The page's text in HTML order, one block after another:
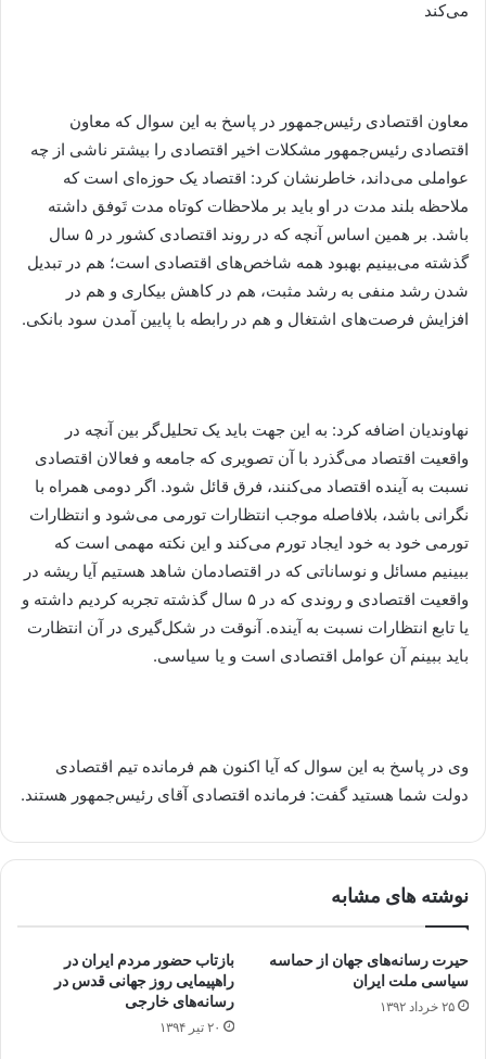
می‌کند
معاون اقتصادی رئیس‌جمهور در پاسخ به این سوال که معاون
اقتصادی رئیس‌جمهور مشکلات اخیر اقتصادی را بیشتر ناشی از چه
عواملی می‌داند، خاطرنشان کرد: اقتصاد یک حوزه‌ای است که
ملاحظه بلند مدت در او باید بر ملاحظات کوتاه مدت تَوفق داشته
باشد. بر همین اساس آنچه که در روند اقتصادی کشور در ۵ سال
گذشته می‌بینیم بهبود همه شاخص‌های اقتصادی است؛ هم در تبدیل
شدن رشد منفی به رشد مثبت، هم در کاهش بیکاری و هم در
افزایش فرصت‌های اشتغال و هم در رابطه با پایین آمدن سود بانکی.
نهاوندیان اضافه کرد:‌ به این جهت باید یک تحلیل‌گر بین آنچه در
واقعیت اقتصاد می‌گذرد با آن تصویری که جامعه و فعالان اقتصادی
نسبت به آینده اقتصاد می‌کنند، فرق قائل شود. اگر دومی همراه با
نگرانی باشد، بلافاصله موجب انتظارات تورمی می‌شود و انتظارات
تورمی خود به خود ایجاد تورم می‌کند و این نکته مهمی است که
ببینیم مسائل و نوساناتی که در اقتصادمان شاهد هستیم آیا ریشه در
واقعیت اقتصادی و روندی که در ۵ سال گذشته تجربه کردیم داشته و
یا تابع انتظارات نسبت به آینده. آنوقت در شکل‌گیری در آن انتظارت
باید ببینم آن عوامل اقتصادی است و یا سیاسی.
وی در پاسخ به این سوال که آیا اکنون هم فرمانده تیم اقتصادی
دولت شما هستید گفت:‌ فرمانده اقتصادی آقای رئیس‌جمهور هستند.
نوشته های مشابه
حیرت رسانه‌های جهان از حماسه
سیاسی ملت ایران
۲۵ خرداد ۱۳۹۲
بازتاب حضور مردم ایران در
راهپیمایی روز جهانی قدس در
رسانه‌های خارجی
۲۰ تیر ۱۳۹۴